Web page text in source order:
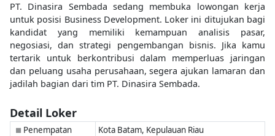
PT. Dinasira Sembada sedang membuka lowongan kerja
untuk posisi Business Development. Loker ini ditujukan bagi
kandidat yang memiliki kemampuan analisis pasar,
negosiasi, dan strategi pengembangan bisnis. Jika kamu
tertarik untuk berkontribusi dalam memperluas jaringan
dan peluang usaha perusahaan, segera ajukan lamaran dan
jadilah bagian dari tim PT. Dinasira Sembada.
Detail Loker
■ Penempatan Kota Batam, Kepulauan Riau